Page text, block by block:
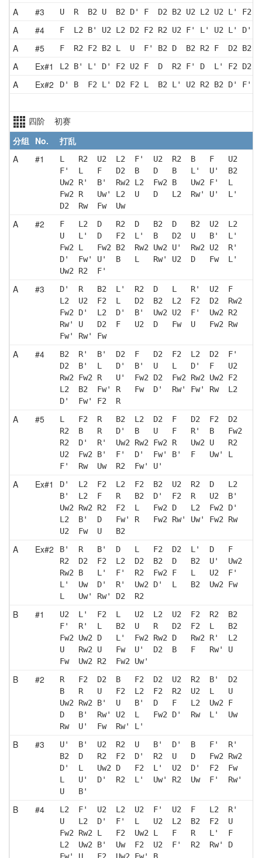
A #3 U  R  B2 U  B2 D' F  D2 B2 U2 L2 U2 L'
A #4 F  L2 B' U2 L2 D2 F2 R2 U2 F' L' U2 L' D'
A #5 F  R2 F2 B2 L  U  F' B2 D  B2 R2 F  D2 B2
A Ex#1 L2 B' L' D' F2 U2 F  D  R2 F' D  L' F2 D2
A Ex#2 D' B  F2 L' D2 F2 L  B2 L' U2 R2 B2 D' F'
四阶 初赛
分组 No.
打乱
A
#1
L   R2  U2  L2  F'  U2  R2  B   F   U2
F'  L   F   D2  B   D   B   L'  U'  B2
Uw2 R'  B'  Rw2 L2  Fw2 B   Uw2 F'  L
Fw2 R   Uw' L2  U   D   L2  Rw' U'  L'
D2  Rw  Fw  Uw
A #2
F   L2  D   R2  D   B2  D   B2  U2  L2
U   L'  D   F2  L'  B   D2  U   B'  L'
Fw2 L   Fw2 B2  Rw2 Uw2 U'  Rw2 U2  R'
D'  Fw' U'  B   L   Rw' U2  D   Fw  L'
Uw2 R2  F'
A #3
D'  R   B2  L'  R2  D   L   R'  U2  F
L2  U2  F2  L   D2  B2  L2  F2  D2  Rw2
Fw2 D'  L2  D'  B'  Uw2 U2  F'  Uw2 R2
Rw' U   D2  F   U2  D   Fw  U   Fw2 Rw
Fw' Rw' Fw
A #4
B2  R'  B'  D2  F   D2  F2  L2  D2  F'
D2  B'  L   D'  B'  U   L   D'  F   U2
Rw2 Fw2 R   U'  Fw2 D2  Fw2 Rw2 Uw2 F2
L2  B2  Fw' R   Fw  D'  Rw' Fw' Rw  L2
D'  Fw' F2  R
A #5
L   F2  R   B2  L2  D2  F   D2  F2  D2
R2  B   R   D'  B   U   F   R'  B   Fw2
R2  D'  R'  Uw2 Rw2 Fw2 R   Uw2 U   R2
U2  Fw2 B'  F'  D'  Fw' B'  F   Uw' L
F'  Rw  Uw  R2  Fw' U'
A Ex#1
D'  L2  F2  L2  F2  B2  U2  R2  D   L2
B'  L2  F   R   B2  D'  F2  R   U2  B'
Uw2 Rw2 R2  F2  L   Fw2 D   L2  Fw2 D'
L2  B'  D   Fw' R   Fw2 Rw' Uw' Fw2 Rw
U2  Fw  U   B2
A Ex#2
B'  R   B'  D   L   F2  D2  L'  D   F
R2  D2  F2  L2  D2  B2  D   B2  U'  Uw2
Rw2 B   L'  F'  R2  Fw2 F   L   U2  F'
L'  Uw  D'  R'  Uw2 D'  L   B2  Uw2 Fw
L   Uw' Rw' D2  R2
B #1
U2  L'  F2  L   U2  L2  U2  F2  R2  B2
F'  R'  L   B2  U   R   D2  F2  L   B2
Fw2 Uw2 D   L'  Fw2 Rw2 D   Rw2 R'  L2
U   Rw2 U   Fw  U'  D2  B   F   Rw' U
Fw  Uw2 R2  Fw2 Uw'
B #2
R   F2  D2  B   F2  D2  U2  R2  B'  D2
B   R   U   F2  L2  F2  R2  U2  L   U
Uw2 Rw2 B'  U   B'  D   F   L2  Uw2 F
D   B'  Rw' U2  L   Fw2 D'  Rw  L'  Uw
Rw  U'  Fw  Rw' L'
B #3
U'  B'  U2  R2  U   B'  D'  B   F'  R'
B2  D   R2  F2  D'  R2  U   D   Fw2 Rw2
D'  L   Uw2 D   F2  L'  U2  D'  F2  Fw
L   U'  D'  R2  L'  Uw' R2  Uw  F'  Rw'
U   B'
B #4
L2  F'  U2  L2  U2  F'  U2  F   L2  R'
U   L2  D'  F'  L   U2  L2  B2  F2  U
Fw2 Rw2 L   F2  Uw2 L   F   R   L'  F
L2  Uw2 B'  Uw  F2  U2  F'  R2  Rw' D